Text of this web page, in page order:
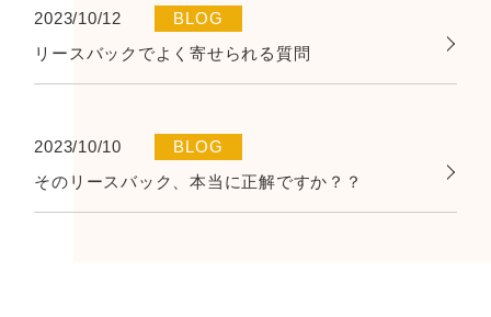
2023/10/12
BLOG
リースバックでよく寄せられる質問
2023/10/10
BLOG
そのリースバック、本当に正解ですか？？